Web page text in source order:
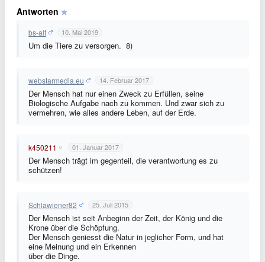
Antworten
bs-alf 10. Mai 2019
Um die Tiere zu versorgen. 8)
webstarmedia.eu 14. Februar 2017
Der Mensch hat nur einen Zweck zu Erfüllen, seine
Biologische Aufgabe nach zu kommen. Und zwar sich zu
vermehren, wie alles andere Leben, auf der Erde.
k450211 01. Januar 2017
Der Mensch trägt im gegenteil, die verantwortung es zu
schützen!
Schlawiener82 25. Juli 2015
Der Mensch ist seit Anbeginn der Zeit, der König und die
Krone über die Schöpfung.
Der Mensch geniesst die Natur in jeglicher Form, und hat
eine Meinung und ein Erkennen
über die Dinge.